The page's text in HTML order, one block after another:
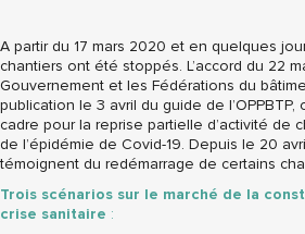
A partir du 17 mars 2020 et en quelques
chantiers ont été stoppés. L’accord du 22
Gouvernement et les Fédérations du
publication le 3 avril du guide de l’OPPBTP,
cadre pour la reprise partielle d’activité de
de l’épidémie de Covid-19. Depuis le 20
témoignent du redémarrage de certains
Trois scénarios sur le marché de la
crise sanitaire :